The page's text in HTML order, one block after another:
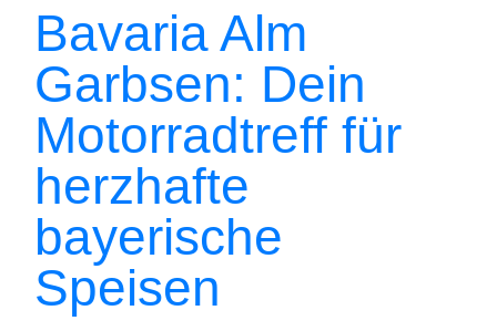
Bavaria Alm
Garbsen: Dein
Motorradtreff für
herzhafte
bayerische
Speisen